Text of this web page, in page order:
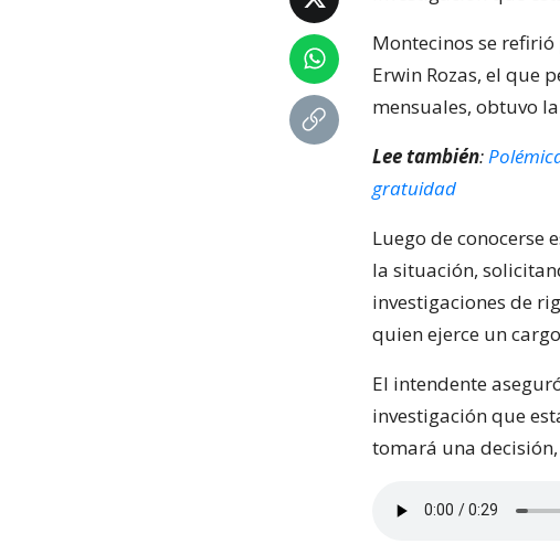
Montecinos se
Erwin Rozas, el que
mensuales, obtuvo
Lee también:
gratuidad
Luego de conocerse
la situación,
investigaciones de
quien ejerce un
El intendente
investigación que
tomará una decisión,